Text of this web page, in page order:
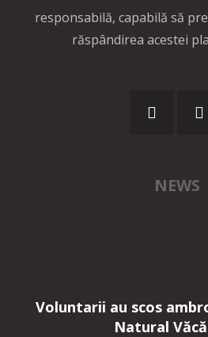
responsabilă, capabilă să
răspândirea acestei
NEWS
Voluntarii au scos
Natural